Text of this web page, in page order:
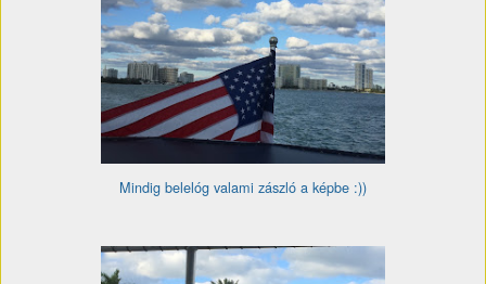
Mindig belelóg valami zászló a képbe :))